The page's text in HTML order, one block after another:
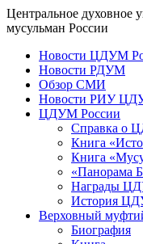
Центральное духовное
мусульман России
Новости ЦДУМ
Новости РДУМ
Обзор СМИ
Новости РИУ
ЦДУМ России
Справка о
Книга
Книга
«Панорама
Награды
История
Верховный
Биография